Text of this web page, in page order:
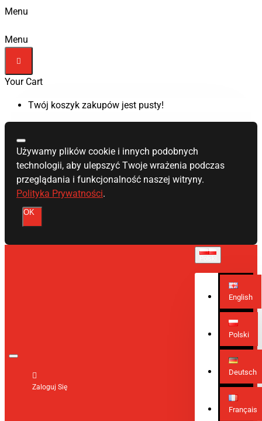
Menu
Menu
Your Cart
Twój koszyk zakupów jest pusty!
Używamy plików cookie i innych podobnych
technologii, aby ulepszyć Twoje wrażenia podczas
przeglądania i funkcjonalność naszej witryny.
Polityka Prywatności.
OK
Zaloguj Się
English
Polski
Deutsch
Français